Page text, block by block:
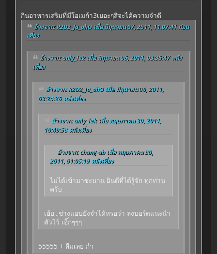
กินอาหารเสริมที่มีโอเมก้า3เยอะๆสิจะได้ความจำดี
อ้างจาก: R2D2_Ja_ohO เมื่อ มิถุนายน 07, 2011, 11:07:41 ก่อน
เที่ยง
อ้างจาก: only_lek เมื่อ มิถุนายน 06, 2011, 03:35:47 หลัง
เที่ยง
อ้างจาก: R2D2_Ja_ohO เมื่อ มิถุนายน 06, 2011,
03:24:26 หลังเที่ยง
อ้างจาก: only_lek เมื่อ พฤษภาคม 30, 2011,
10:49:58 หลังเที่ยง
อ้างจาก: chang-ab เมื่อ พฤษภาคม 30,
2011, 01:05:19 หลังเที่ยง
ไม่ได้เข้ามาซะนาน ยินดีที่ได้รู้จัก ทุกท่าน
ครับ
เฮ้ย...ช่างแอบยังจำได้หรอว่า ลงบอร์ดแนะนำ
ตัวไว้ เอิ๊กๆๆๆ
55555 + ลืมเลย กำ